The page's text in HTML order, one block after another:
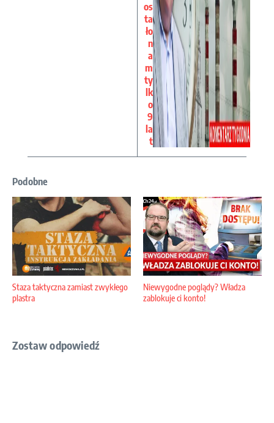
os
ta
ło
n
a
m
ty
lk
o
9
la
t
Podobne
Staza taktyczna zamiast zwykłego
plastra
Niewygodne poglądy? Władza
zablokuje ci konto!
Zostaw odpowiedź